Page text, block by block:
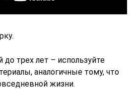
трех лет – используйте
аналогичные тому, что
жизни.